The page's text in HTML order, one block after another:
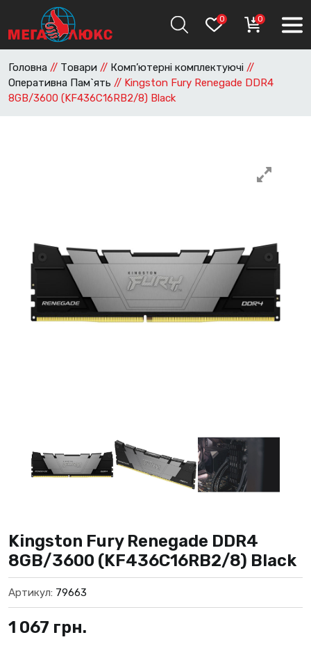
0 0
Головна // Товари // Комп’ютерні комплектуючі //
Оперативна Пам`ять // Kingston Fury Renegade DDR4
8GB/3600 (KF436C16RB2/8) Black
Kingston Fury Renegade DDR4
8GB/3600 (KF436C16RB2/8) Black
Артикул: 79663
1 067 грн.